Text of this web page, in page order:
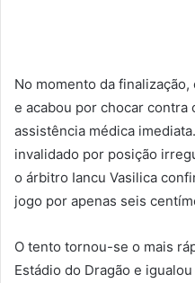
No momento da
e acabou por chocar contra
assistência médica
invalidado por posição
o árbitro Iancu Vasilica
jogo por apenas seis
O tento tornou-se o mais
Estádio do Dragão e